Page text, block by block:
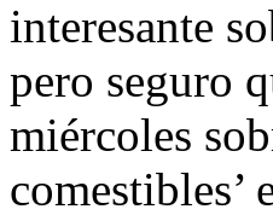
interesante
pero seguro
miércoles